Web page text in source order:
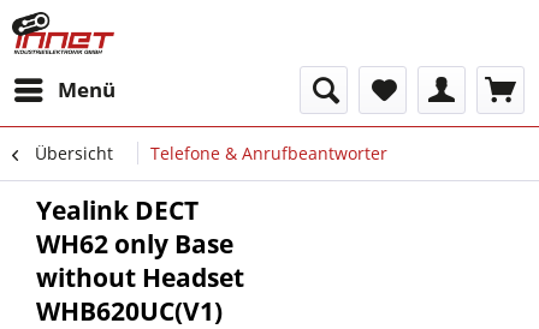
Menü
Übersicht Telefone & Anrufbeantworter
Yealink DECT
WH62 only Base
without Headset
WHB620UC(V1)